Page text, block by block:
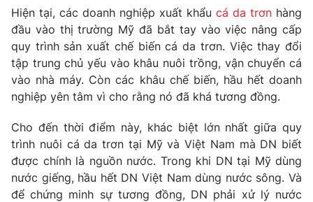
Hậu trường
Nhân vật
Khán giả
Giải trí
Điện ảnh
Âm nhạc
Sao
Đời sống
Du lịch
Làm đẹp
Chất lượng cuộc sống
Giáo dục
Tuyển sinh
Học trực tuyến
Công nghệ
Hitech Công nghệ tương lai
Sản phẩm
Giao lưu trực tuyến
Hiện tại, các doanh nghiệp xuất khẩu cá da trơn hàng
đầu vào thị trường Mỹ đã bắt tay vào việc nâng cấp
quy trình sản xuất chế biến cá da trơn. Việc thay đổi
tập trung chủ yếu vào khâu nuôi trồng, vận chuyển cá
vào nhà máy. Còn các khâu chế biến, hầu hết doanh
nghiệp yên tâm vì cho rằng nó đã khá tương đồng.
Cho đến thời điểm này, khác biệt lớn nhất giữa quy
trình nuôi cá da trơn tại Mỹ và Việt Nam mà DN biết
được chính là nguồn nước. Trong khi DN tại Mỹ dùng
nước giếng, hầu hết DN Việt Nam dùng nước sông. Và
để chứng minh sự tương đồng, DN phải xử lý nước